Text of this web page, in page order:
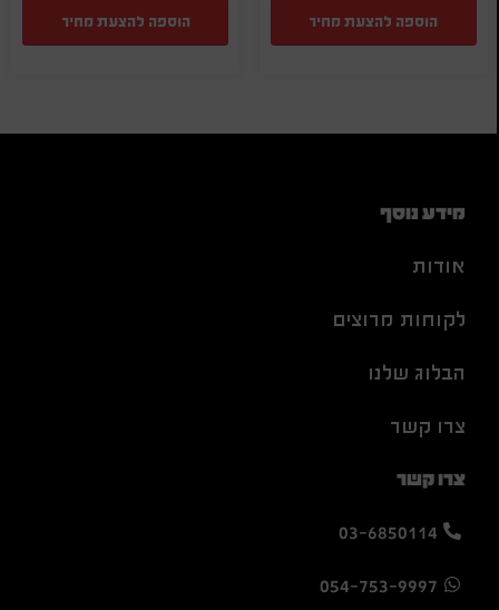
הוספה להצעת מחיר הוספה להצעת מחיר
מידע נוסף
אודות
לקוחות מרוצים
הבלוג שלנו
צרו קשר
צרו קשר
03-6850114
054-753-9997